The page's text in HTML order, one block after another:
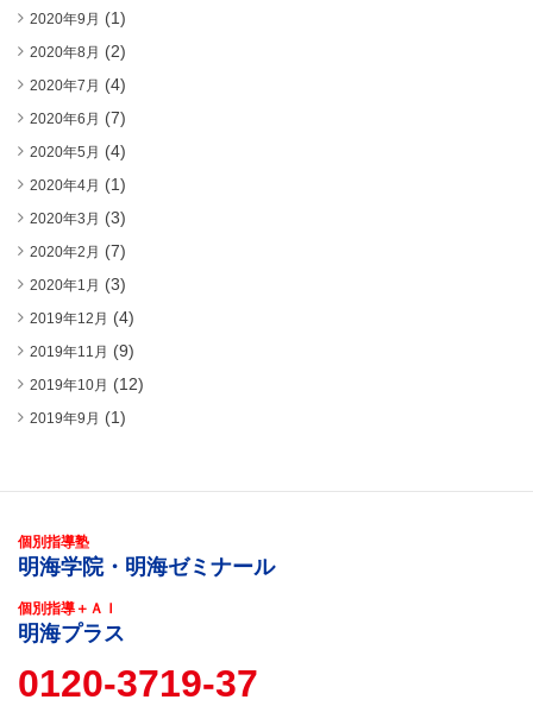
2020年9月 (1)
2020年8月 (2)
2020年7月 (4)
2020年6月 (7)
2020年5月 (4)
2020年4月 (1)
2020年3月 (3)
2020年2月 (7)
2020年1月 (3)
2019年12月 (4)
2019年11月 (9)
2019年10月 (12)
2019年9月 (1)
個別指導塾
明海学院・明海ゼミナール
個別指導＋ＡＩ
明海プラス
0120-3719-37